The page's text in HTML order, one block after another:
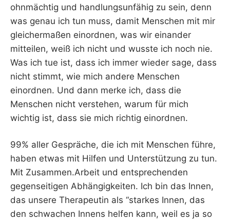
ohnmächtig und handlungsunfähig zu sein, denn
was genau ich tun muss, damit Menschen mit mir
gleichermaßen einordnen, was wir einander
mitteilen, weiß ich nicht und wusste ich noch nie.
Was ich tue ist, dass ich immer wieder sage, dass
nicht stimmt, wie mich andere Menschen
einordnen. Und dann merke ich, dass die
Menschen nicht verstehen, warum für mich
wichtig ist, dass sie mich richtig einordnen.
99% aller Gespräche, die ich mit Menschen führe,
haben etwas mit Hilfen und Unterstützung zu tun.
Mit Zusammen.Arbeit und entsprechenden
gegenseitigen Abhängigkeiten. Ich bin das Innen,
das unsere Therapeutin als “starkes Innen, das
den schwachen Innens helfen kann, weil es ja so